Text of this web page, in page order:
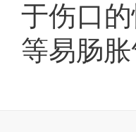
于伤口
等易肠